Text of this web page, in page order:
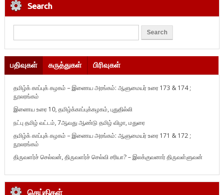
Search
பதிவுகள் கருத்துகள் பிரிவுகள்
தமிழ்க் காப்புக் கழகம் – இணைய அரங்கம்: ஆளுமையர் உரை 173 & 174 ;
நூலரங்கம்
இணைய உரை 10, தமிழ்க்காப்புக்கழகம், புதுதில்லி
நட்பு தமிழ் வட்டம், 7ஆவது ஆண்டு தமிழ் விழா, மதுரை
தமிழ்க் காப்புக் கழகம் – இணைய அரங்கம்: ஆளுமையர் உரை 171 & 172 ;
நூலரங்கம்
திருவளர்ச் செல்வன், திருவளர்ச் செல்வி சரியா? – இலக்குவனார் திருவள்ளுவன்
செய்திகள்